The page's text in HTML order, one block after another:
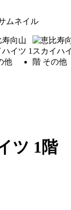
ツ 1階